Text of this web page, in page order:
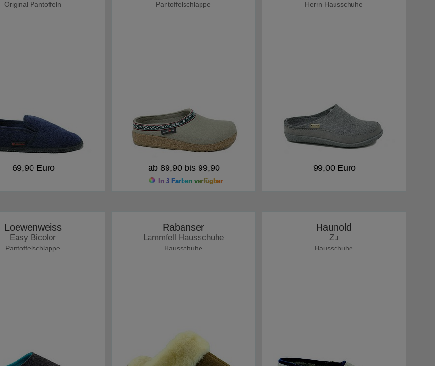
Original Pantoffeln
69,90 Euro
Pantoffelschlappe
ab 89,90 bis 99,90
In 3 Farben verfügbar
Herrn Hausschuhe
99,00 Euro
Loewenweiss
Easy Bicolor
Pantoffelschlappe
Rabanser
Lammfell Hausschuhe
Hausschuhe
Haunold
Zu
Hausschuhe